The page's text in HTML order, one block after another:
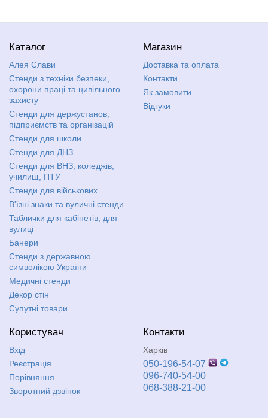
Каталог
Алея Слави
Стенди з техніки безпеки,
охорони праці та цивільного
захисту
Стенди для держустанов,
підприємств та організацій
Стенди для школи
Стенди для ДНЗ
Стенди для ВНЗ, коледжів,
училищ, ПТУ
Стенди для військових
В'їзні знаки та вуличні стенди
Таблички для кабінетів, для
вулиці
Банери
Стенди з державною
символікою України
Медичні стенди
Декор стін
Супутні товари
Магазин
Доставка та оплата
Контакти
Як замовити
Відгуки
Користувач
Вхід
Реєстрація
Порівняння
Зворотний дзвінок
Контакти
Харків
050-196-54-07
096-740-54-00
068-388-21-00